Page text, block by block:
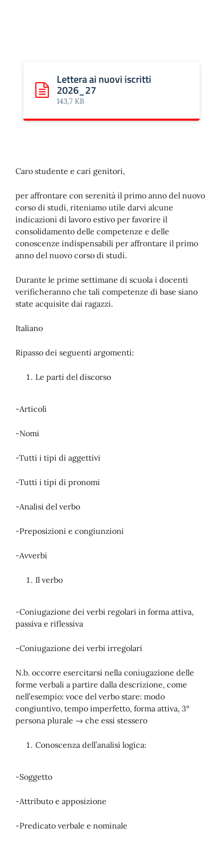
Scarica: Lettera ai nuovi iscritti 2026_27
Lettera ai nuovi iscritti
2026_27
143,7 KB
Caro studente e cari genitori,
per affrontare con serenità il primo anno del nuovo
corso di studi, riteniamo utile darvi alcune
indicazioni di lavoro estivo per favorire il
consolidamento delle competenze e delle
conoscenze indispensabili per affrontare il primo
anno del nuovo corso di studi.
Durante le prime settimane di scuola i docenti
verificheranno che tali competenze di base siano
state acquisite dai ragazzi.
Italiano
Ripasso dei seguenti argomenti:
Le parti del discorso
-Articoli
-Nomi
-Tutti i tipi di aggettivi
-Tutti i tipi di pronomi
-Analisi del verbo
-Preposizioni e congiunzioni
-Avverbi
Il verbo
-Coniugazione dei verbi regolari in forma attiva,
passiva e riflessiva
-Coniugazione dei verbi irregolari
N.b. occorre esercitarsi nella coniugazione delle
forme verbali a partire dalla descrizione, come
nell’esempio: voce del verbo stare: modo
congiuntivo, tempo imperfetto, forma attiva, 3°
persona plurale → che essi stessero
Conoscenza dell’analisi logica:
-Soggetto
-Attributo e apposizione
-Predicato verbale e nominale